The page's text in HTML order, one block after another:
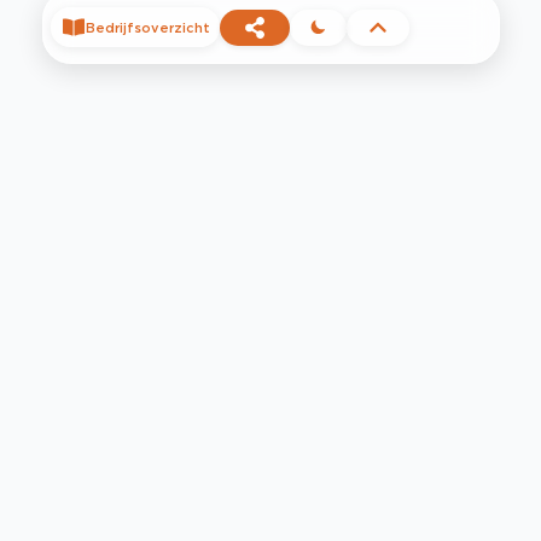
Bedrijfsoverzicht